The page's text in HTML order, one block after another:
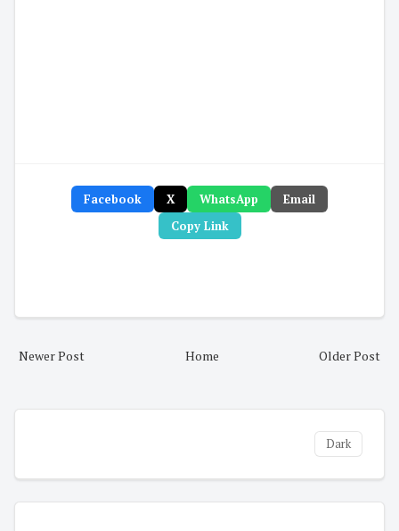
Facebook X WhatsApp
Email
Copy Link
Newer Post Older Post
Home
Dark